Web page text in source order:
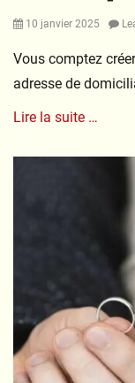
Posted
10 janvier 2025
Vous comptez
adresse de
Lire la suite …